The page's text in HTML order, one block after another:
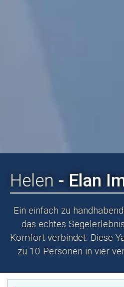
Helen - Elan
Ein einfach zu
das echtes
Komfort verbindet. Diese
zu 10 Personen in vier